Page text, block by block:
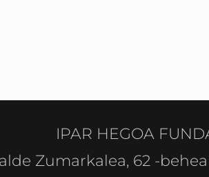
IPAR HEGOA
Zumarkalea, 62 -behea